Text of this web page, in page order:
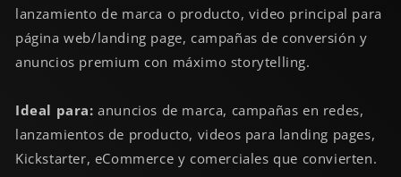
lanzamiento de marca o producto, video principal para
página web/landing page, campañas de conversión y
anuncios premium con máximo storytelling.
Ideal para: anuncios de marca, campañas en redes,
lanzamientos de producto, videos para landing pages,
Kickstarter, eCommerce y comerciales que convierten.